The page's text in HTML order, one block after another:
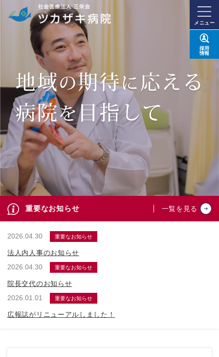
メニュー
採用
情報
重要なお知らせ 一覧を見る
2026.04.30 重要なお知らせ
法人内人事のお知らせ
2026.04.30
重要なお知らせ
院長交代のお知らせ
2026.01.01
重要なお知らせ
広報誌がリニューアルしました！